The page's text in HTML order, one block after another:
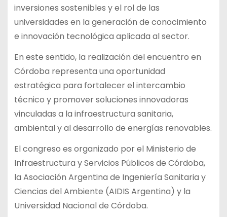
inversiones sostenibles y el rol de las
universidades en la generación de conocimiento
e innovación tecnológica aplicada al sector.
En este sentido, la realización del encuentro en
Córdoba representa una oportunidad
estratégica para fortalecer el intercambio
técnico y promover soluciones innovadoras
vinculadas a la infraestructura sanitaria,
ambiental y al desarrollo de energías renovables.
El congreso es organizado por el Ministerio de
Infraestructura y Servicios Públicos de Córdoba,
la Asociación Argentina de Ingeniería Sanitaria y
Ciencias del Ambiente (AIDIS Argentina) y la
Universidad Nacional de Córdoba.